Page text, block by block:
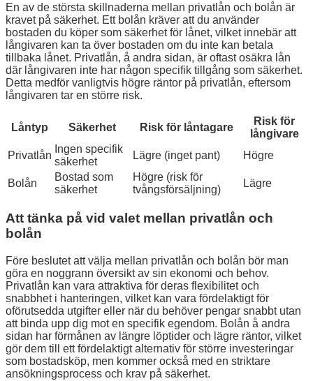
En av de största skillnaderna mellan privatlån och bolån är
kravet på säkerhet. Ett bolån kräver att du använder
bostaden du köper som säkerhet för lånet, vilket innebär att
långivaren kan ta över bostaden om du inte kan betala
tillbaka lånet. Privatlån, å andra sidan, är oftast osäkra lån
där långivaren inte har någon specifik tillgång som säkerhet.
Detta medför vanligtvis högre räntor på privatlån, eftersom
långivaren tar en större risk.
Låntyp Säkerhet Risk för låntagare
Risk för
långivare
Privatlån
Ingen specifik
säkerhet
Lägre (inget pant) Högre
Bolån
Bostad som
säkerhet
Högre (risk för
tvångsförsäljning)
Lägre
Att tänka på vid valet mellan privatlån och
bolån
Före beslutet att välja mellan privatlån och bolån bör man
göra en noggrann översikt av sin ekonomi och behov.
Privatlån kan vara attraktiva för deras flexibilitet och
snabbhet i hanteringen, vilket kan vara fördelaktigt för
oförutsedda utgifter eller när du behöver pengar snabbt utan
att binda upp dig mot en specifik egendom. Bolån å andra
sidan har förmånen av längre löptider och lägre räntor, vilket
gör dem till ett fördelaktigt alternativ för större investeringar
som bostadsköp, men kommer också med en striktare
ansökningsprocess och krav på säkerhet.